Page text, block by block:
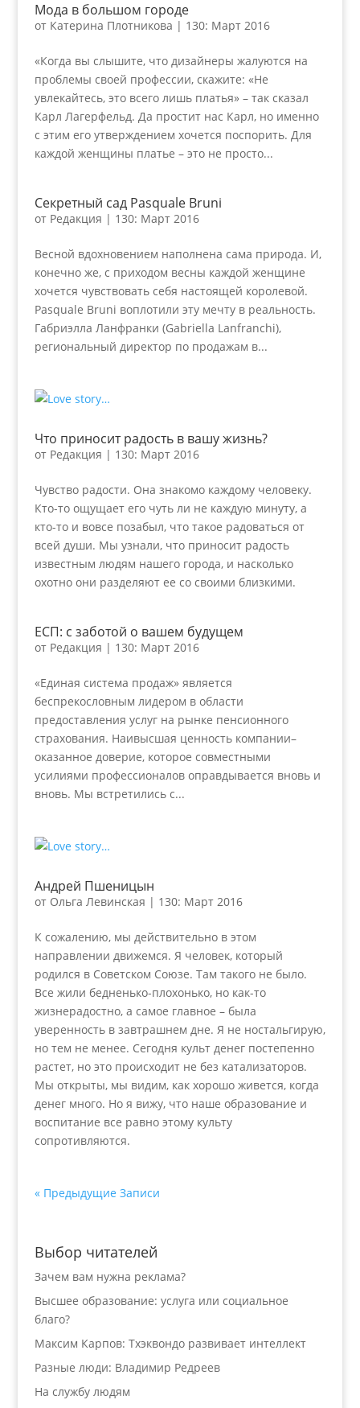
Мода в большом городе
от Катерина Плотникова | 130: Март 2016
«Когда вы слышите, что дизайнеры жалуются на
проблемы своей профессии, скажите: «Не
увлекайтесь, это всего лишь платья» – так сказал
Карл Лагерфельд. Да простит нас Карл, но именно
с этим его утверждением хочется поспорить. Для
каждой женщины платье – это не просто...
Секретный сад Pasquale Bruni
от Редакция | 130: Март 2016
Весной вдохновением наполнена сама природа. И,
конечно же, с приходом весны каждой женщине
хочется чувствовать себя настоящей королевой.
Pasquale Bruni воплотили эту мечту в реальность.
Габриэлла Ланфранки (Gabriella Lanfranchi),
региональный директор по продажам в...
Что приносит радость в вашу жизнь?
от Редакция | 130: Март 2016
Чувство радости. Она знакомо каждому человеку.
Кто-то ощущает его чуть ли не каждую минуту, а
кто-то и вовсе позабыл, что такое радоваться от
всей души. Мы узнали, что приносит радость
известным людям нашего города, и насколько
охотно они разделяют ее со своими близкими.
ЕСП: с заботой о вашем будущем
от Редакция | 130: Март 2016
«Единая система продаж» является
беспрекословным лидером в области
предоставления услуг на рынке пенсионного
страхования. Наивысшая ценность компании–
оказанное доверие, которое совместными
усилиями профессионалов оправдывается вновь и
вновь. Мы встретились с...
Андрей Пшеницын
от Ольга Левинская | 130: Март 2016
К сожалению, мы действительно в этом
направлении движемся. Я человек, который
родился в Советском Союзе. Там такого не было.
Все жили бедненько-плохонько, но как-то
жизнерадостно, а самое главное – была
уверенность в завтрашнем дне. Я не ностальгирую,
но тем не менее. Сегодня культ денег постепенно
растет, но это происходит не без катализаторов.
Мы открыты, мы видим, как хорошо живется, когда
денег много. Но я вижу, что наше образование и
воспитание все равно этому культу
сопротивляются.
« Предыдущие Записи
Выбор читателей
Зачем вам нужна реклама?
Высшее образование: услуга или социальное
благо?
Максим Карпов: Тхэквондо развивает интеллект
Разные люди: Владимир Редреев
На службу людям